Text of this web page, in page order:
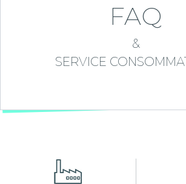
FAQ
&
SERVICE